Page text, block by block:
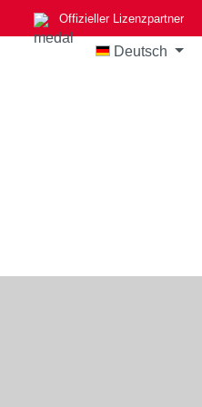
Offizieller Lizenzpartner
Deutsch